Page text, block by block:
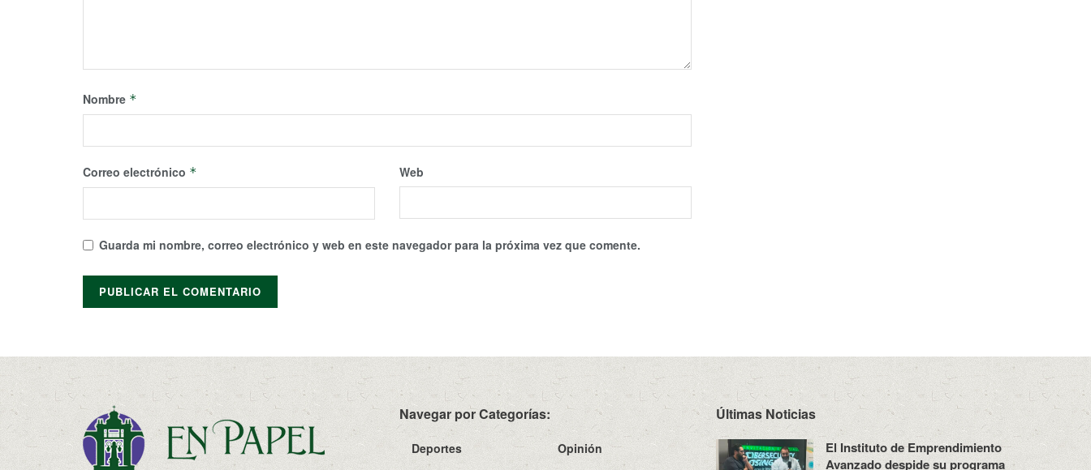
Nombre *
Correo electrónico * Web
Guarda mi nombre, correo electrónico y web en este navegador para la próxima vez que comente.
Navegar por Categorías:
Deportes
Opinión
Últimas Noticias
El Instituto de Emprendimiento
Avanzado despide su programa